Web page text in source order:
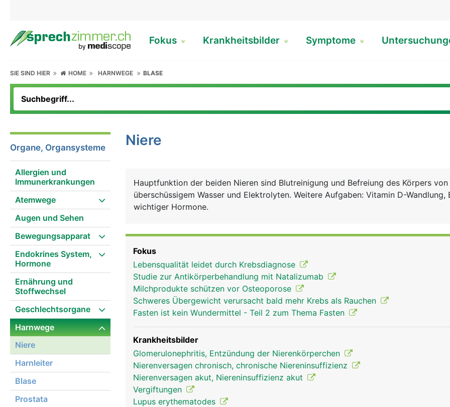
Fokus Krankheitsbilder Symptome
SIE SIND HIER HOME HARNWEGE BLASE
Organe, Organsysteme
Allergien und
Immunerkrankungen
Atemwege
Augen und Sehen
Bewegungsapparat
Endokrines System,
Hormone
Ernährung und
Stoffwechsel
Geschlechtsorgane
Harnwege
Niere
Harnleiter
Blase
Prostata
Niere
Hauptfunktion der beiden Nieren sind Blutreinigung und Befreiung des Körpers von
überschüssigem Wasser und Elektrolyten. Weitere Aufgaben: Vitamin D-Wandlung,
wichtiger Hormone.
Fokus
Lebensqualität leidet durch Krebsdiagnose
Studie zur Antikörperbehandlung mit Natalizumab
Milchprodukte schützen vor Osteoporose
Schweres Übergewicht verursacht bald mehr Krebs als Rauchen
Fasten ist kein Wundermittel - Teil 2 zum Thema Fasten
Krankheitsbilder
Glomerulonephritis, Entzündung der Nierenkörperchen
Nierenversagen chronisch, chronische Niereninsuffizienz
Nierenversagen akut, Niereninsuffizienz akut
Vergiftungen
Lupus erythematodes